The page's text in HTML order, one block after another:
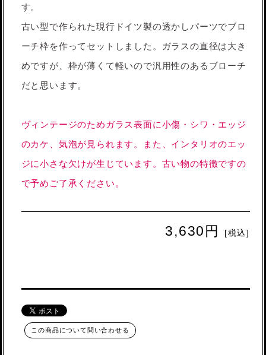
す。
古い型で作られた現行ドイツ製の透かしパーツでブロ
ーチ枠を作ってセットしました。ガラスの直径は大き
めですが、枠が薄くて軽いので汎用性のあるブローチ
だと思います。
ヴィンテージのためガラス表面に小傷・シワ・エッジ
のカケ、気泡が見られます。また、インタリオのエッ
ジに小さな欠けが生じています。古い物の特徴ですの
で予めご了承ください。
3,630円 [税込]
この商品について問い合わせる